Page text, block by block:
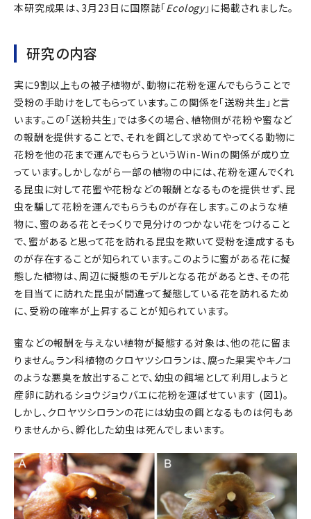
本研究成果は、3月23日に国際誌「Ecology」に掲載されました。
研究の内容
実に9割以上もの被子植物が、動物に花粉を運んでもらうことで
受粉の手助けをしてもらっています。この関係を「送粉共生」と言
います。この「送粉共生」では多くの場合、植物側が花粉や蜜など
の報酬を提供することで、それを餌として求めてやってくる動物に
花粉を他の花まで運んでもらうというWin-Winの関係が成り立
っています。しかしながら一部の植物の中には、花粉を運んでくれ
る昆虫に対して花蜜や花粉などの報酬となるものを提供せず、昆
虫を騙して花粉を運んでもらうものが存在します。このような植
物に、蜜のある花とそっくりで見分けのつかない花をつけること
で、蜜があると思って花を訪れる昆虫を欺いて受粉を達成するも
のが存在することが知られています。このように蜜がある花に擬
態した植物は、周辺に擬態のモデルとなる花があるとき、その花
を目当てに訪れた昆虫が間違って擬態している花を訪れるため
に、受粉の確率が上昇することが知られています。
蜜などの報酬を与えない植物が擬態する対象は、他の花に留ま
りません。ラン科植物のクロヤツシロランは、腐った果実やキノコ
のような悪臭を放出することで、幼虫の餌場として利用しようと
産卵に訪れるショウジョウバエに花粉を運ばせています (図1)。
しかし、クロヤツシロランの花には幼虫の餌となるものは何もあ
りませんから、孵化した幼虫は死んでしまいます。